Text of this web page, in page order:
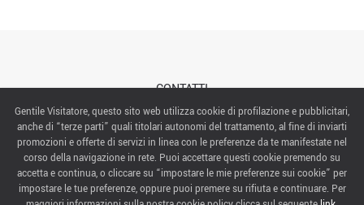
CONTATTI
ABOUT US
ITALIAN EXHIBITION GROUP SpA All rights reserved
Via Emilia 155, 47921 Rimini,
CF/PI 00139440408, Registro Imprese: Rimini P.I e n. Reg. Imprese 00139440408, Capitale Sociale
Gentile Visitatore, questo sito web utilizza cookie di profilazione e pubblicitari,
anche di “terze parti” quali titolari autonomi del trattamento, al fine di inviarti
promozioni e offerte di servizi in linea con le preferenze da te manifestate nel
corso della navigazione in rete. Puoi accettare questi cookie premendo su
accetta e continua, o cliccare su “impostare le mie preferenze sui cookie” per
impostare le tue preferenze, oppure puoi premere su rifiuta e continuare. Per